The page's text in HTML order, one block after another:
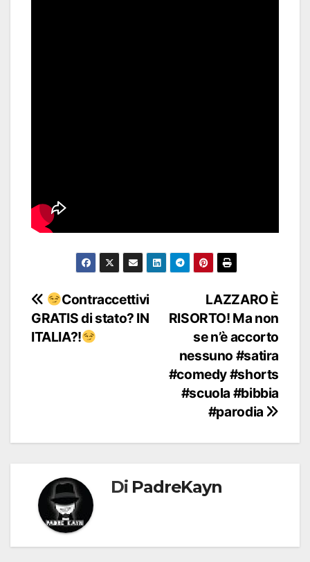
Navigazione
articoli
LAZZARO È
RISORTO! Ma non
se n’è accorto
nessuno #satira
#comedy #shorts
#scuola #bibbia
#parodia
Contraccettivi
GRATIS di stato? IN
ITALIA?!
Di PadreKayn